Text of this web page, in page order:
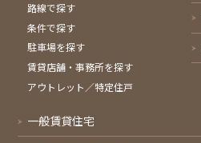
路線で探す
条件で探す
駐車場を探す
賃貸店舗・事務所を探す
アウトレット／特定住戸
一般賃貸住宅